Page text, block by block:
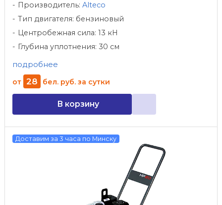
Производитель: Alteco
Тип двигателя: бензиновый
Центробежная сила: 13 кН
Глубина уплотнения: 30 см
подробнее
от 28 бел. руб. за сутки
В корзину
Доставим за 3 часа по Минску